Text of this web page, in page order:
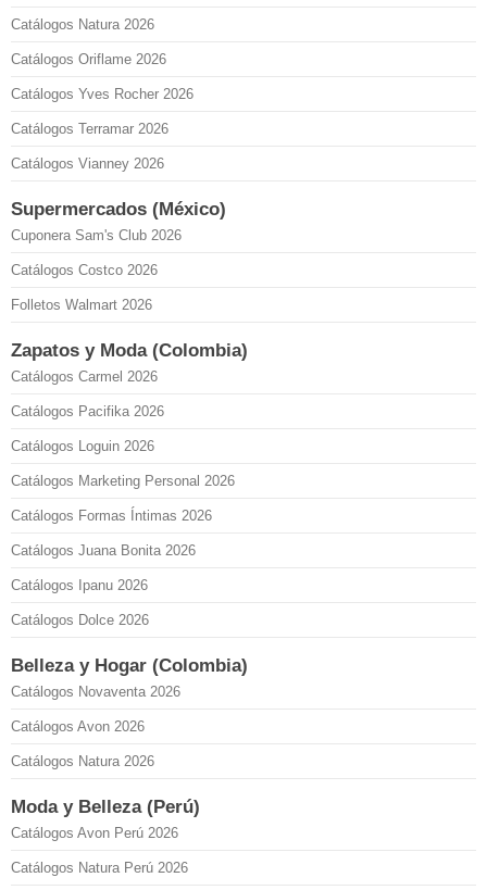
Catálogos Natura 2026
Catálogos Oriflame 2026
Catálogos Yves Rocher 2026
Catálogos Terramar 2026
Catálogos Vianney 2026
Supermercados (México)
Cuponera Sam's Club 2026
Catálogos Costco 2026
Folletos Walmart 2026
Zapatos y Moda (Colombia)
Catálogos Carmel 2026
Catálogos Pacifika 2026
Catálogos Loguin 2026
Catálogos Marketing Personal 2026
Catálogos Formas Íntimas 2026
Catálogos Juana Bonita 2026
Catálogos Ipanu 2026
Catálogos Dolce 2026
Belleza y Hogar (Colombia)
Catálogos Novaventa 2026
Catálogos Avon 2026
Catálogos Natura 2026
Moda y Belleza (Perú)
Catálogos Avon Perú 2026
Catálogos Natura Perú 2026